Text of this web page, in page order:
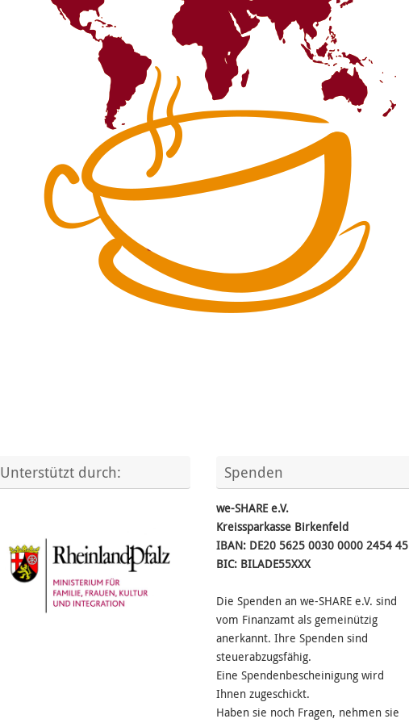
Unterstützt durch: Spenden
we-SHARE e.V.
Kreissparkasse Birkenfeld
IBAN: DE20 5625 0030 0000 2454 45
BIC: BILADE55XXX
Die Spenden an we-SHARE e.V. sind
vom Finanzamt als gemeinützig
anerkannt. Ihre Spenden sind
steuerabzugsfähig.
Eine Spendenbescheinigung wird
Ihnen zugeschickt.
Haben sie noch Fragen, nehmen sie